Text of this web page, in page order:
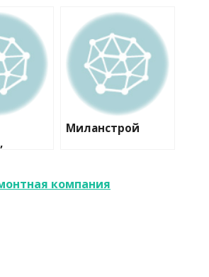
Миланстрой
компания